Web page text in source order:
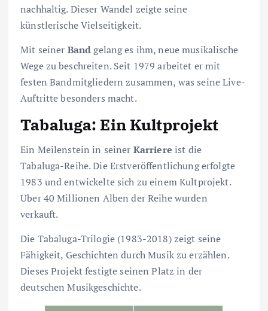
nachhaltig. Dieser Wandel zeigte seine
künstlerische Vielseitigkeit.
Mit seiner Bandgelang es ihm, neue musikalische
Wege zu beschreiten. Seit 1979 arbeitet er mit
festen Bandmitgliedern zusammen, was seine Live-
Auftritte besonders macht.
Tabaluga: Ein Kultprojekt
Ein Meilenstein in seiner Karriere ist die
Tabaluga-Reihe. Die Erstveröffentlichung erfolgte
1983 und entwickelte sich zu einem Kultprojekt.
Über 40 Millionen Alben der Reihe wurden
verkauft.
Die Tabaluga-Trilogie (1983-2018) zeigt seine
Fähigkeit, Geschichten durch Musik zu erzählen.
Dieses Projekt festigte seinen Platz in der
deutschen Musikgeschichte.